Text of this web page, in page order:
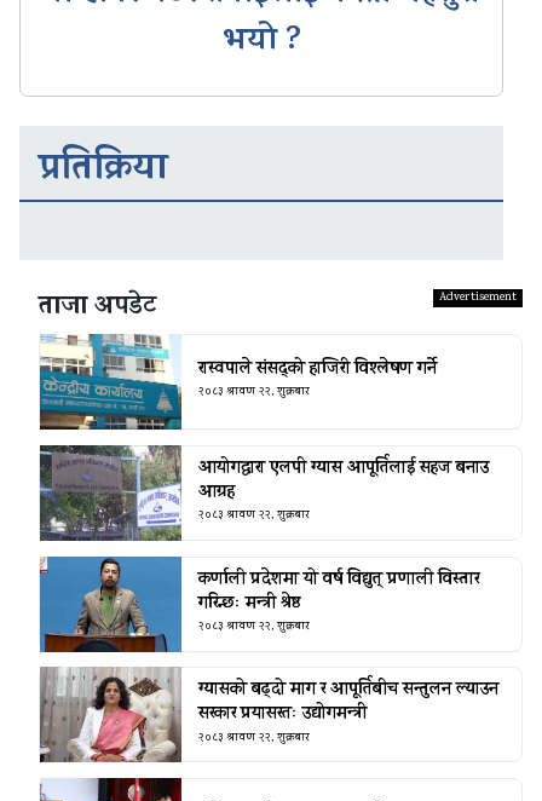
भयो ?
प्रतिक्रिया
ताजा अपडेट
रास्वपाले संसद्को हाजिरी विश्लेषण गर्ने
२०८३ श्रावण २२, शुक्रबार
आयोगद्वारा एलपी ग्यास आपूर्तिलाई सहज बनाउ
आग्रह
२०८३ श्रावण २२, शुक्रबार
कर्णाली प्रदेशमा यो वर्ष विद्युत् प्रणाली विस्तार
गरिन्छः मन्त्री श्रेष्ठ
२०८३ श्रावण २२, शुक्रबार
ग्यासको बढ्दो माग र आपूर्तिबीच सन्तुलन ल्याउन
सरकार प्रयासरतः उद्योगमन्त्री
२०८३ श्रावण २२, शुक्रबार